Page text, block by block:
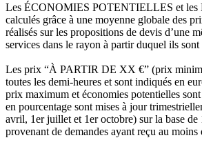
Les ÉCONOMIES POTENTIELLES et
calculés grâce à une moyenne globale des
réalisés sur les propositions de devis d’une
services dans le rayon à partir duquel ils sont
Les prix “À PARTIR DE XX €” (prix
toutes les demi-heures et sont indiqués en
prix maximum et économies potentielles
en pourcentage sont mises à jour
avril, 1er juillet et 1er octobre) sur la base de
provenant de demandes ayant reçu au moins